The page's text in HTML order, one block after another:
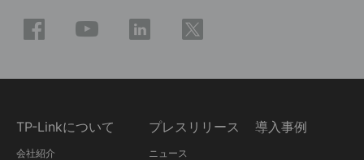
TP-Linkについて
会社紹介
プレスリリース
ニュース
導入事例